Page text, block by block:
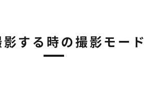
する時の撮影モード